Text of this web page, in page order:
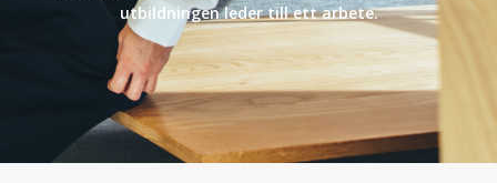
utbildningen leder till ett arbete.